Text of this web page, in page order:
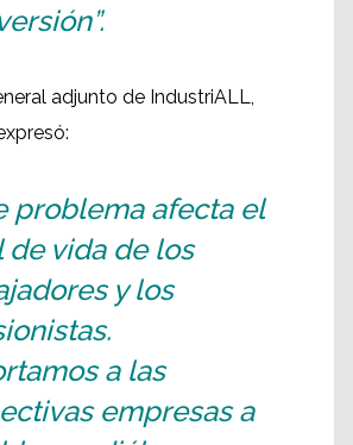
adjunto de IndustriALL,
problema afecta el
de vida de los
y los
a las
empresas a